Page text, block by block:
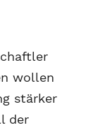
wollen
stärker
der